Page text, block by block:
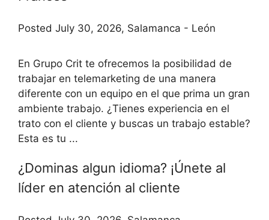
Posted July 30, 2026, Salamanca - León
En Grupo Crit te ofrecemos la posibilidad de
trabajar en telemarketing de una manera
diferente con un equipo en el que prima un gran
ambiente trabajo. ¿Tienes experiencia en el
trato con el cliente y buscas un trabajo estable?
Esta es tu ...
¿Dominas algun idioma? ¡Únete al
líder en atención al cliente